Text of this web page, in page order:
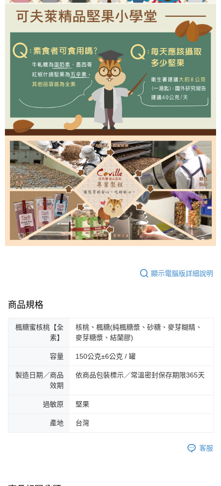
顯示電腦版詳細說明
商品規格
楓糖蜜核桃【全
素】
核桃、楓糖(純楓糖漿、砂糖、麥芽糊精、
麥芽糖漿、結蘭膠)
容量 150公克±6公克 / 罐
製造日期／商品
效期
依商品包裝標示／常溫密封保存期限365天
過敏原 堅果
產地 台灣
客服